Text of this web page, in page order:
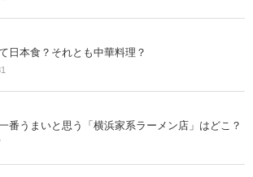
日本食？それとも中華料理？
番うまいと思う「横浜家系ラーメン店」はどこ？